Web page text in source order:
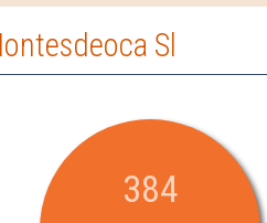
Sl
384